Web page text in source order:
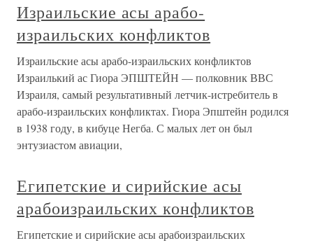
Израильские асы арабо-
израильских конфликтов
Израильские асы арабо-израильских конфликтов
Израилький ас Гиора ЭПШТЕЙН — полковник ВВС
Израиля, самый результативный летчик-истребитель в
арабо-израильских конфликтах. Гиора Эпштейн родился
в 1938 году, в кибуце Негба. С малых лет он был
энтузиастом авиации,
Египетские и сирийские асы
арабоизраильских конфликтов
Египетские и сирийские асы арабоизраильских